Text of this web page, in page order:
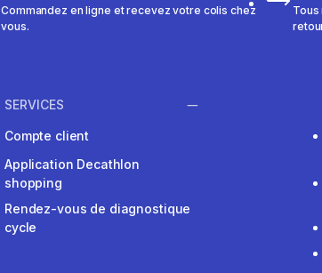
Commandez en ligne et recevez votre colis chez
vous.
SERVICES
Compte client
Application Decathlon
shopping
Rendez-vous de diagnostique
cycle